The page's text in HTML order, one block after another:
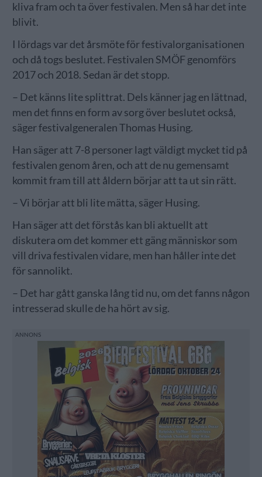
kliva fram och ta över festivalen. Men så har det inte
blivit.
I lördags var det årsmöte för festivalorganisationen
och då togs beslutet. Festivalen SMÖF genomförs
2017 och 2018. Sedan är det stopp.
– Det känns lite splittrat. Dels känner jag en lättnad,
men det finns en form av sorg över beslutet också,
säger festivalgeneralen Thomas Husing.
Han säger att 7-8 personer lagt väldigt mycket tid på
festivalen genom åren, och att de nu gemensamt
kommit fram till att åldern börjar att ta ut sin rätt.
– Vi börjar att bli lite mätta, säger Husing.
Han säger att det förstås kan bli aktuellt att
diskutera om det kommer ett gäng människor som
vill driva festivalen vidare, men han håller inte det
för sannolikt.
– Det har gått ganska lång tid nu, om det fanns någon
intresserad skulle de ha hört av sig.